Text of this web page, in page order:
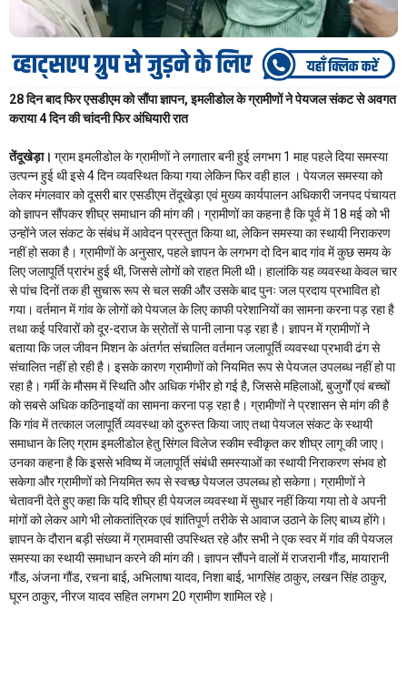
28 दिन बाद फिर एसडीएम को सौंपा ज्ञापन, इमलीडोल के ग्रामीणों ने पेयजल संकट से अवगत
कराया 4 दिन की चांदनी फिर अंधियारी रात
तेंदूखेड़ा। ग्राम इमलीडोल के ग्रामीणों ने लगातार बनी हुई लगभग 1 माह पहले दिया समस्या
उत्पन्न हुई थी इसे 4 दिन व्यवस्थित किया गया लेकिन फिर वही हाल । पेयजल समस्या को
लेकर मंगलवार को दूसरी बार एसडीएम तेंदूखेड़ा एवं मुख्य कार्यपालन अधिकारी जनपद पंचायत
को ज्ञापन सौंपकर शीघ्र समाधान की मांग की। ग्रामीणों का कहना है कि पूर्व में 18 मई को भी
उन्होंने जल संकट के संबंध में आवेदन प्रस्तुत किया था, लेकिन समस्या का स्थायी निराकरण
नहीं हो सका है। ग्रामीणों के अनुसार, पहले ज्ञापन के लगभग दो दिन बाद गांव में कुछ समय के
लिए जलापूर्ति प्रारंभ हुई थी, जिससे लोगों को राहत मिली थी। हालांकि यह व्यवस्था केवल चार
से पांच दिनों तक ही सुचारू रूप से चल सकी और उसके बाद पुनः जल प्रदाय प्रभावित हो
गया। वर्तमान में गांव के लोगों को पेयजल के लिए काफी परेशानियों का सामना करना पड़ रहा है
तथा कई परिवारों को दूर-दराज के स्रोतों से पानी लाना पड़ रहा है। ज्ञापन में ग्रामीणों ने
बताया कि जल जीवन मिशन के अंतर्गत संचालित वर्तमान जलापूर्ति व्यवस्था प्रभावी ढंग से
संचालित नहीं हो रही है। इसके कारण ग्रामीणों को नियमित रूप से पेयजल उपलब्ध नहीं हो पा
रहा है। गर्मी के मौसम में स्थिति और अधिक गंभीर हो गई है, जिससे महिलाओं, बुजुर्गों एवं बच्चों
को सबसे अधिक कठिनाइयों का सामना करना पड़ रहा है। ग्रामीणों ने प्रशासन से मांग की है
कि गांव में तत्काल जलापूर्ति व्यवस्था को दुरुस्त किया जाए तथा पेयजल संकट के स्थायी
समाधान के लिए ग्राम इमलीडोल हेतु सिंगल विलेज स्कीम स्वीकृत कर शीघ्र लागू की जाए।
उनका कहना है कि इससे भविष्य में जलापूर्ति संबंधी समस्याओं का स्थायी निराकरण संभव हो
सकेगा और ग्रामीणों को नियमित रूप से स्वच्छ पेयजल उपलब्ध हो सकेगा। ग्रामीणों ने
चेतावनी देते हुए कहा कि यदि शीघ्र ही पेयजल व्यवस्था में सुधार नहीं किया गया तो वे अपनी
मांगों को लेकर आगे भी लोकतांत्रिक एवं शांतिपूर्ण तरीके से आवाज उठाने के लिए बाध्य होंगे।
ज्ञापन के दौरान बड़ी संख्या में ग्रामवासी उपस्थित रहे और सभी ने एक स्वर में गांव की पेयजल
समस्या का स्थायी समाधान करने की मांग की। ज्ञापन सौंपने वालों में राजरानी गौंड, मायारानी
गौंड, अंजना गौंड, रचना बाई, अभिलाषा यादव, निशा बाई, भागसिंह ठाकुर, लखन सिंह ठाकुर,
घूरन ठाकुर, नीरज यादव सहित लगभग 20 ग्रामीण शामिल रहे।